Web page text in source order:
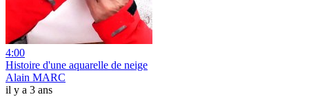
4:00
Histoire d'une aquarelle de neige
Alain MARC
il y a 3 ans